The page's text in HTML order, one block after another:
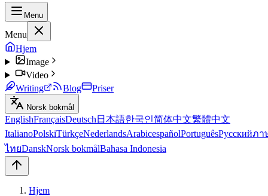
Menu
Menu
Hjem
Image
Video
Writing
Blog Priser
Norsk bokmål
EnglishFrançaisDeutsch 日本語한국인简体中文繁體中文
ItalianoPolskiTürkçeNederlandsArabicespañolPortuguêsРусскийภา
ไทยDanskNorsk bokmålBahasa Indonesia
Hjem